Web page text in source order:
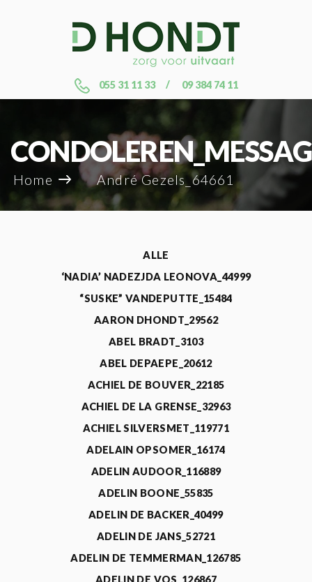
055 31 11 33 09 384 74 11
Home André Gezels_64661
ALLE
‘NADIA’ NADEZJDA LEONOVA_44999
“SUSKE” VANDEPUTTE_15484
AARON DHONDT_29562
ABEL BRADT_3103
ABEL DEPAEPE_20612
ACHIEL DE BOUVER_22185
ACHIEL DE LA GRENSE_32963
ACHIEL SILVERSMET_119771
ADELAIN OPSOMER_16174
ADELIN AUDOOR_116889
ADELIN BOONE_55835
ADELIN DE BACKER_40499
ADELIN DE JANS_52721
ADELIN DE TEMMERMAN_126785
ADELIN DE VOS_126867